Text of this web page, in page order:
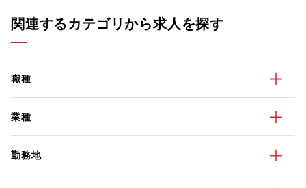
関連するカテゴリから求人を探す
職種
業種
勤務地